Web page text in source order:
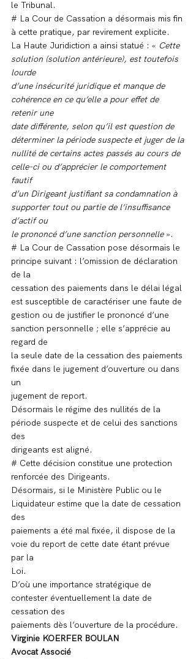
le Tribunal.
# La Cour de Cassation a désormais mis fin
à cette pratique, par revirement explicite.
La Haute Juridiction a ainsi statué : « Cette
solution (solution antérieure), est toutefois
lourde
d’une insécurité juridique et manque de
cohérence en ce qu’elle a pour effet de
retenir une
date différente, selon qu’il est question de
déterminer la période suspecte et juger de la
nullité de certains actes passés au cours de
celle-ci ou d’apprécier le comportement
fautif
d’un Dirigeant justifiant sa condamnation à
supporter tout ou partie de l’insuffisance
d’actif ou
le prononcé d’une sanction personnelle ».
# La Cour de Cassation pose désormais le
principe suivant : l’omission de déclaration
de la
cessation des paiements dans le délai légal
est susceptible de caractériser une faute de
gestion ou de justifier le prononcé d’une
sanction personnelle ; elle s’apprécie au
regard de
la seule date de la cessation des paiements
fixée dans le jugement d’ouverture ou dans
un
jugement de report.
Désormais le régime des nullités de la
période suspecte et de celui des sanctions
des
dirigeants est aligné.
# Cette décision constitue une protection
renforcée des Dirigeants.
Désormais, si le Ministère Public ou le
Liquidateur estime que la date de cessation
des
paiements a été mal fixée, il dispose de la
voie du report de cette date étant prévue
par la
Loi.
D’où une importance stratégique de
contester éventuellement la date de
cessation des
paiements dès l’ouverture de la procédure.
Virginie KOERFER BOULAN
Avocat Associé